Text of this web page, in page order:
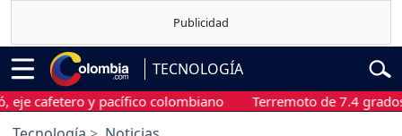
TECNOLOGÍA
y pacífico colombiano Terremoto de 7.4 grados